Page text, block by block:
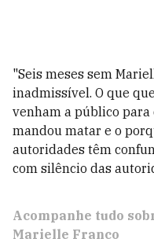
"Seis meses sem
inadmissível. O que
venham a público
mandou matar e o
autoridades têm
com silêncio das
Acompanhe tudo
Marielle Franco